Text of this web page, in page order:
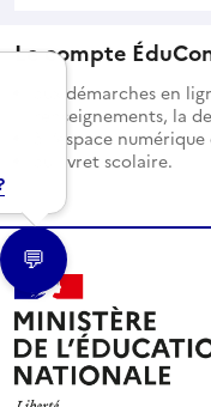
Le compte
aux démarches en
renseignements, la
à l’espace
au livret scolaire.
💬